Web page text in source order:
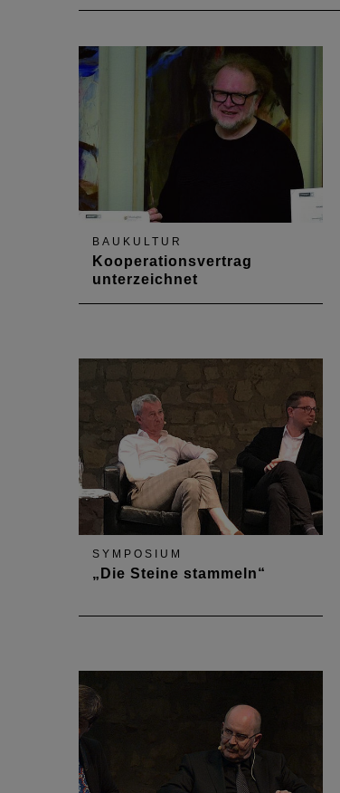
BAUKULTUR
Kooperationsvertrag
unterzeichnet
einen Kooperationsvertrag
unterzeichnet
SYMPOSIUM
„Die Steine stammeln“
interpretationsbedürftig die
Botschaften historischer Bauten
ausfallen, wie falsch bei näherer
Betrachtung das Diktum der NS-
Propaganda,…